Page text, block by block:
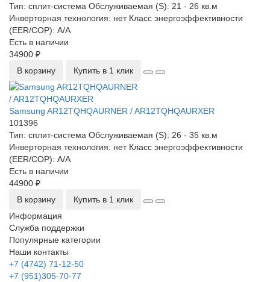
Тип: сплит-система Обслуживаемая (S): 21 - 26 кв.м
Инверторная технология: нетКласс энергоэффективности
(EER/COP): A/A
Есть в наличии
34900 ₽
В корзину
Купить в 1 клик
Samsung AR12TQHQAURNER / AR12TQHQAURXER
101396
Тип: сплит-система Обслуживаемая (S): 26 - 35 кв.м
Инверторная технология: нетКласс энергоэффективности
(EER/COP): A/A
Есть в наличии
44900 ₽
В корзину
Купить в 1 клик
Информация
Служба поддержки
Популярные категории
Наши контакты
+7 (4742) 71-12-50
+7 (951)305-70-77